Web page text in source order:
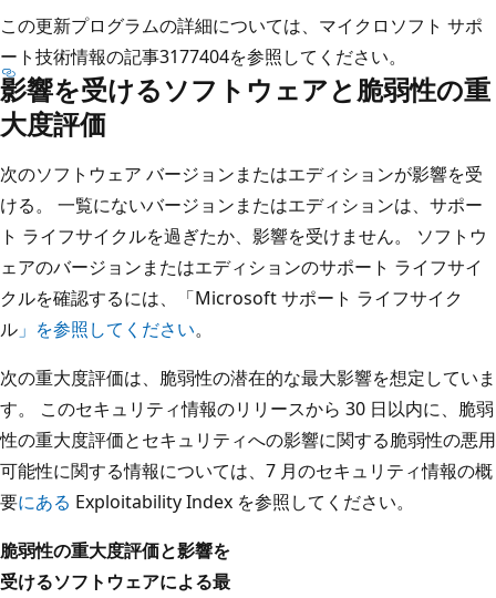
この更新プログラムの詳細については、マイクロソフト サポ
ート技術情報の記事3177404を参照してください。
影響を受けるソフトウェアと脆弱性の重
大度評価
次のソフトウェア バージョンまたはエディションが影響を受
ける。 一覧にないバージョンまたはエディションは、サポー
ト ライフサイクルを過ぎたか、影響を受けません。 ソフトウ
ェアのバージョンまたはエディションのサポート ライフサイ
クルを確認するには、「Microsoft サポート ライフサイク
ル 」を参照してください。
次の重大度評価は、脆弱性の潜在的な最大影響を想定していま
す。 このセキュリティ情報のリリースから 30 日以内に、脆弱
性の重大度評価とセキュリティへの影響に関する脆弱性の悪用
可能性に関する情報については、7 月のセキュリティ情報の概
要にある Exploitability Index を参照してください。
脆弱性の重大度評価と影響を
受けるソフトウェアによる最